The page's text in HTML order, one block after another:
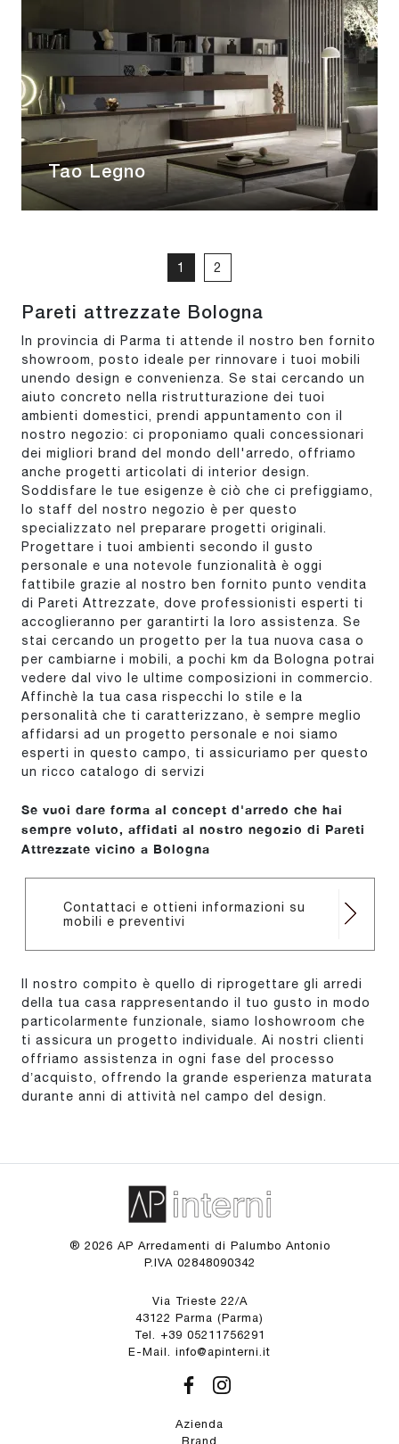
Tao Legno
1 2
Pareti attrezzate Bologna
In provincia di Parma ti attende il nostro ben fornito
showroom, posto ideale per rinnovare i tuoi mobili
unendo design e convenienza. Se stai cercando un
aiuto concreto nella ristrutturazione dei tuoi
ambienti domestici, prendi appuntamento con il
nostro negozio: ci proponiamo quali concessionari
dei migliori brand del mondo dell'arredo, offriamo
anche progetti articolati di interior design.
Soddisfare le tue esigenze è ciò che ci prefiggiamo,
lo staff del nostro negozio è per questo
specializzato nel preparare progetti originali.
Progettare i tuoi ambienti secondo il gusto
personale e una notevole funzionalità è oggi
fattibile grazie al nostro ben fornito punto vendita
di Pareti Attrezzate, dove professionisti esperti ti
accoglieranno per garantirti la loro assistenza. Se
stai cercando un progetto per la tua nuova casa o
per cambiarne i mobili, a pochi km da Bologna potrai
vedere dal vivo le ultime composizioni in commercio.
Affinchè la tua casa rispecchi lo stile e la
personalità che ti caratterizzano, è sempre meglio
affidarsi ad un progetto personale e noi siamo
esperti in questo campo, ti assicuriamo per questo
un ricco catalogo di servizi
Se vuoi dare forma al concept d'arredo che hai
sempre voluto, affidati al nostro negozio di Pareti
Attrezzate vicino a Bologna
Contattaci e ottieni informazioni su
mobili e preventivi
Il nostro compito è quello di riprogettare gli arredi
della tua casa rappresentando il tuo gusto in modo
particolarmente funzionale, siamo loshowroom che
ti assicura un progetto individuale. Ai nostri clienti
offriamo assistenza in ogni fase del processo
d’acquisto, offrendo la grande esperienza maturata
durante anni di attività nel campo del design.
® 2026 AP Arredamenti di Palumbo Antonio
P.IVA 02848090342
Via Trieste 22/A
43122 Parma (Parma)
Tel. +39 05211756291
E-Mail. info@apinterni.it
Azienda
Brand